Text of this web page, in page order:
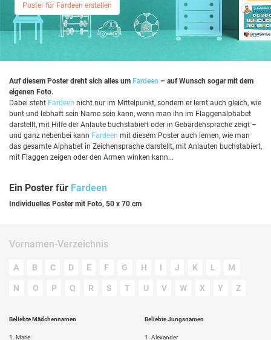
Poster für Fardeen erstellen
Auf diesem Poster dreht sich alles um Fardeen – auf Wunsch sogar mit dem
eigenen Foto.
Dabei steht Fardeen nicht nur im Mittelpunkt, sondern er lernt auch gleich, wie
bunt und lebhaft sein Name sein kann, wenn man ihn im Flaggenalphabet
darstellt, mit Hilfe der Anlaute buchstabiert oder in Gebärdensprache zeigt –
und ganz nebenbei kann Fardeen mit diesem Poster auch lernen, wie man
das gesamte Alphabet in Zeichensprache darstellt, mit Anlauten buchstabiert,
mit Flaggen zeigen oder den Armen winken kann...
Ein Poster für Fardeen
Individuelles Poster mit Foto, 50 x 70 cm
Vornamen-Verzeichnis
A B C D E F G H I J K L M
N O P Q R S T U V W X Y Z
Beliebte Mädchennamen
1. Marie
Beliebte Jungsnamen
1. Alexander